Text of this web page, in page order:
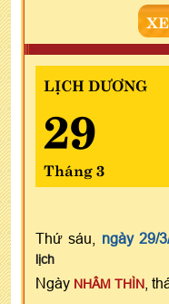
LỊCH DƯƠNG
29
Tháng 3
Thứ sáu, ngày 29/
lịch
Ngày NHÂM THÌN ,